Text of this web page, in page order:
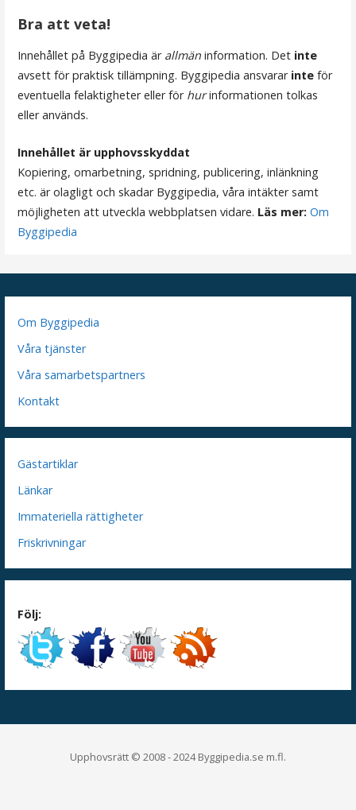
n
Bra att veta!
Innehållet på Byggipedia är allmän information. Det inte
avsett för praktisk tillämpning. Byggipedia ansvarar inte för
eventuella felaktigheter eller för hurinformationen tolkas
eller används.
Innehållet är upphovsskyddat
Kopiering, omarbetning, spridning, publicering, inlänkning
etc. är olagligt och skadar Byggipedia, våra intäkter samt
möjligheten att utveckla webbplatsen vidare. Läs mer: Om
Byggipedia
Om Byggipedia
Våra tjänster
Våra samarbetspartners
Kontakt
Gästartiklar
Länkar
Immateriella rättigheter
Friskrivningar
Följ:
Upphovsrätt © 2008 - 2024 Byggipedia.se m.fl.